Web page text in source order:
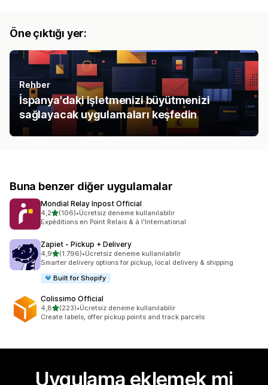
Öne çıktığı yer:
Rehber
İspanya'daki işletmenizi büyütmenizi
sağlayacak uygulamaları keşfedin
Buna benzer diğer uygulamalar
Mondial Relay Inpost Official
4,25 yıldız üzerinden
(106)
toplam 106 değerlendirme
•Ücretsiz deneme kullanılabilir
Expéditions en Point Relais & à l'International
Zapiet ‑ Pickup + Delivery
4,95 yıldız üzerinden
(1.796)
toplam 1796 değerlendirme
•Ücretsiz deneme kullanılabilir
Smarter delivery options for pickup, local delivery & shipping
Built for Shopify
Colissimo Official
4,85 yıldız üzerinden
(223)
toplam 223 değerlendirme
•Ücretsiz deneme kullanılabilir
Create labels, offer pickup points and track parcels
Uygulama eklemek mi